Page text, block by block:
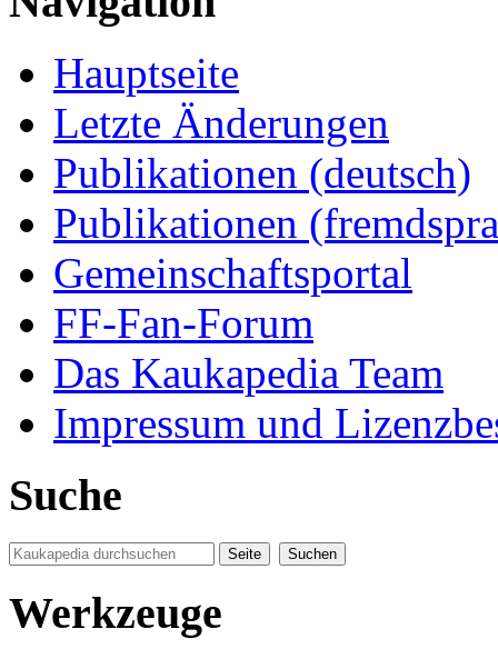
Hauptseite
Letzte Änderungen
Publikationen (deutsch)
Publikationen
Gemeinschaftsportal
FF-Fan-Forum
Das Kaukapedia Team
Impressum und
Suche
Werkzeuge